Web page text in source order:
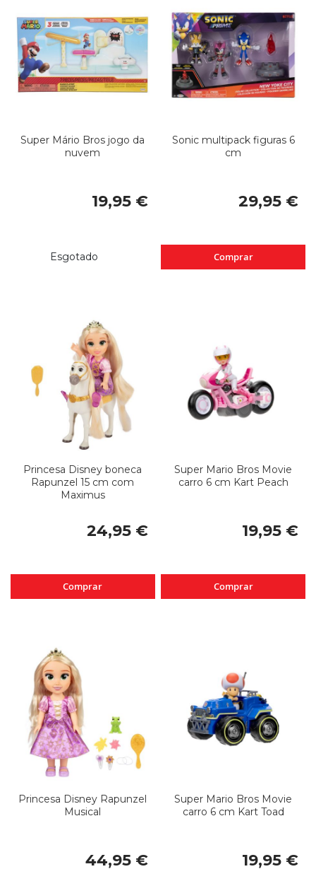
Super Mário Bros jogo da
nuvem
19,95 €
Esgotado
Sonic multipack figuras 6
cm
29,95 €
Comprar
Princesa Disney boneca
Rapunzel 15 cm com
Maximus
24,95 €
Comprar
Super Mario Bros Movie
carro 6 cm Kart Peach
19,95 €
Comprar
Princesa Disney Rapunzel
Musical
44,95 €
Super Mario Bros Movie
carro 6 cm Kart Toad
19,95 €